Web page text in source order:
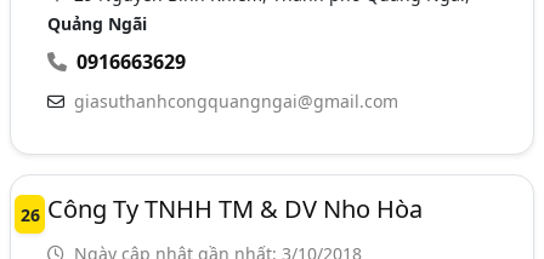
Quảng Ngãi
0916663629
giasuthanhcongquangngai@gmail.com
26 Công Ty TNHH TM & DV Nho Hòa
Ngày cập nhật gần nhất: 3/10/2018